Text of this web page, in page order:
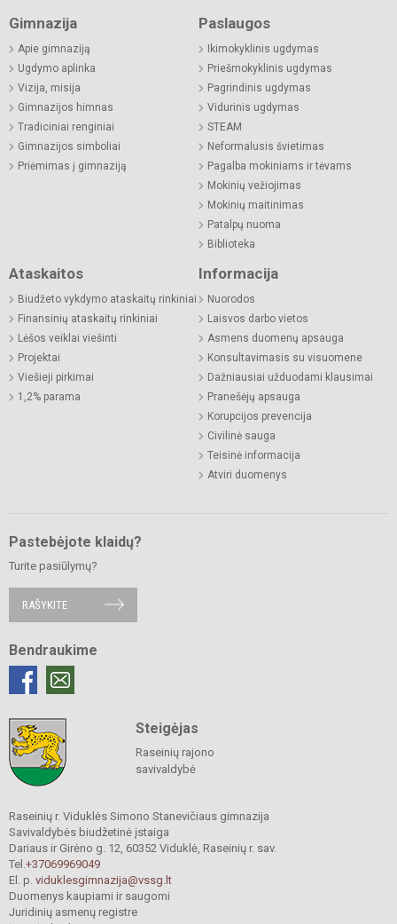
Gimnazija
Apie gimnaziją
Ugdymo aplinka
Vizija, misija
Gimnazijos himnas
Tradiciniai renginiai
Gimnazijos simboliai
Priėmimas į gimnaziją
Paslaugos
Ikimokyklinis ugdymas
Priešmokyklinis ugdymas
Pagrindinis ugdymas
Vidurinis ugdymas
STEAM
Neformalusis švietimas
Pagalba mokiniams ir tėvams
Mokinių vežiojimas
Mokinių maitinimas
Patalpų nuoma
Biblioteka
Ataskaitos
Biudžeto vykdymo ataskaitų rinkiniai
Finansinių ataskaitų rinkiniai
Lėšos veiklai viešinti
Projektai
Viešieji pirkimai
1,2% parama
Informacija
Nuorodos
Laisvos darbo vietos
Asmens duomenų apsauga
Konsultavimasis su visuomene
Dažniausiai užduodami klausimai
Pranešėjų apsauga
Korupcijos prevencija
Civilinė sauga
Teisinė informacija
Atviri duomenys
Pastebėjote klaidų?
Turite pasiūlymų?
RAŠYKITE
Bendraukime
Steigėjas
Raseinių rajono
savivaldybė
Raseinių r. Viduklės Simono Stanevičiaus gimnazija
Savivaldybės biudžetinė įstaiga
Dariaus ir Girėno g. 12, 60352 Viduklė, Raseinių r. sav.
Tel. +37069969049
El. p. viduklesgimnazija@vssg.lt
Duomenys kaupiami ir saugomi
Juridinių asmenų registre